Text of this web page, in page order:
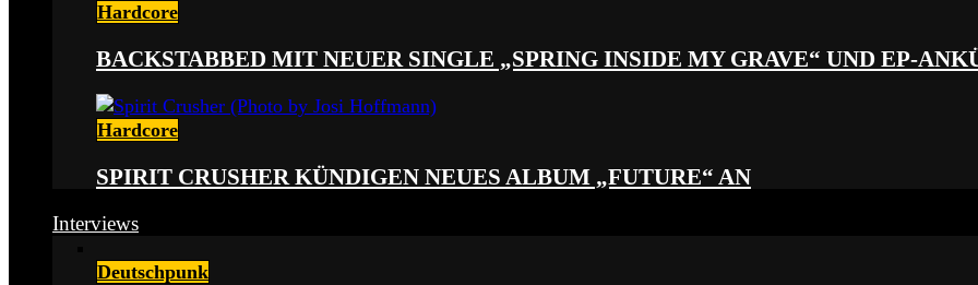
Hardcore
BACKSTABBED MIT NEUER SINGLE „SPRING INSIDE MY GRAVE“ UND EP-
Hardcore
SPIRIT CRUSHER KÜNDIGEN NEUES ALBUM „FUTURE“ AN
Interviews
Deutschpunk